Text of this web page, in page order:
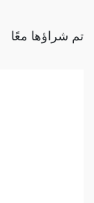
تم شراؤها معًا